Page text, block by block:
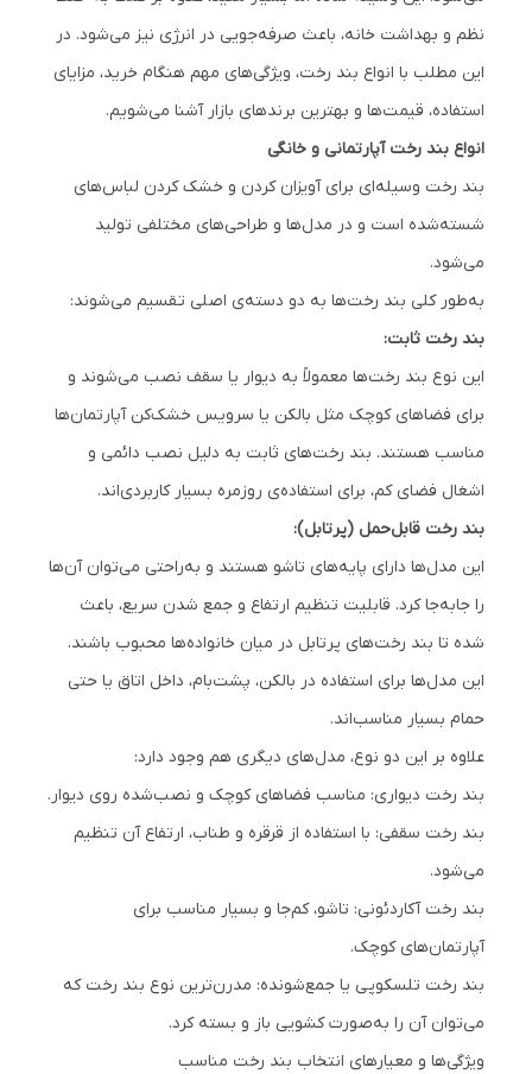
نظم و بهداشت خانه، باعث صرفه‌جویی در انرژی نیز می‌شود. در
این مطلب با انواع بند رخت، ویژگی‌های مهم هنگام خرید، مزایای
استفاده، قیمت‌ها و بهترین برندهای بازار آشنا می‌شویم.
انواع بند رخت آپارتمانی و خانگی
بند رخت وسیله‌ای برای آویزان کردن و خشک کردن لباس‌های
شسته‌شده است و در مدل‌ها و طراحی‌های مختلفی تولید
می‌شود.
به‌طور کلی بند رخت‌ها به دو دسته‌ی اصلی تقسیم می‌شوند:
بند رخت ثابت:
این نوع بند رخت‌ها معمولاً به دیوار یا سقف نصب می‌شوند و
برای فضاهای کوچک مثل بالکن یا سرویس خشک‌کن آپارتمان‌ها
مناسب هستند. بند رخت‌های ثابت به دلیل نصب دائمی و
اشغال فضای کم، برای استفاده‌ی روزمره بسیار کاربردی‌اند.
بند رخت قابل‌حمل (پرتابل):
این مدل‌ها دارای پایه‌های تاشو هستند و به‌راحتی می‌توان آن‌ها
را جابه‌جا کرد. قابلیت تنظیم ارتفاع و جمع شدن سریع، باعث
شده تا بند رخت‌های پرتابل در میان خانواده‌ها محبوب باشند.
این مدل‌ها برای استفاده در بالکن، پشت‌بام، داخل اتاق یا حتی
حمام بسیار مناسب‌اند.
علاوه بر این دو نوع، مدل‌های دیگری هم وجود دارد:
بند رخت دیواری: مناسب فضاهای کوچک و نصب‌شده روی دیوار.
بند رخت سقفی: با استفاده از قرقره و طناب، ارتفاع آن تنظیم
می‌شود.
بند رخت آکاردئونی: تاشو، کم‌جا و بسیار مناسب برای
آپارتمان‌های کوچک.
بند رخت تلسکوپی یا جمع‌شونده: مدرن‌ترین نوع بند رخت که
می‌توان آن را به‌صورت کشویی باز و بسته کرد.
ویژگی‌ها و معیارهای انتخاب بند رخت مناسب